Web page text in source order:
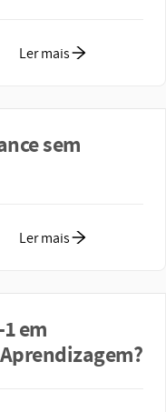
Ler mais
sem
Ler mais
em